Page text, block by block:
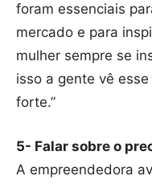
foram essenciais
mercado e para
mulher sempre se
isso a gente vê
forte.”
5- Falar sobre o
A empreendedora